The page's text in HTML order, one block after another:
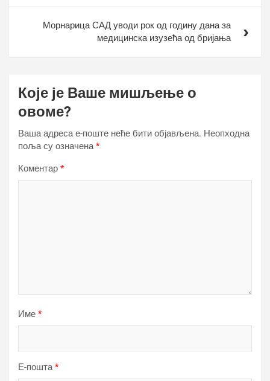
Морнарица САД уводи рок од годину дана за
медицинска изузећа од бријања
Које је Ваше мишљење о
овоме?
Ваша адреса е-поште неће бити објављена. Неопходна
поља су означена*
Коментар *
Име *
Е-пошта*